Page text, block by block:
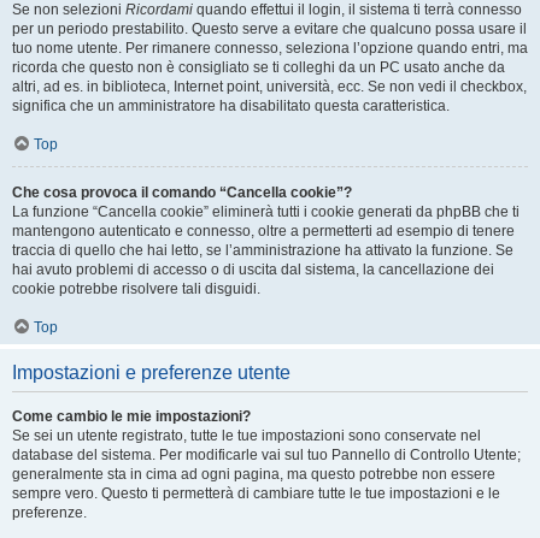
Se non selezioni Ricordami quando effettui il login, il sistema ti terrà connesso
per un periodo prestabilito. Questo serve a evitare che qualcuno possa usare il
tuo nome utente. Per rimanere connesso, seleziona l’opzione quando entri, ma
ricorda che questo non è consigliato se ti colleghi da un PC usato anche da
altri, ad es. in biblioteca, Internet point, università, ecc. Se non vedi il checkbox,
significa che un amministratore ha disabilitato questa caratteristica.
Top
Che cosa provoca il comando “Cancella cookie”?
La funzione “Cancella cookie” eliminerà tutti i cookie generati da phpBB che ti
mantengono autenticato e connesso, oltre a permetterti ad esempio di tenere
traccia di quello che hai letto, se l’amministrazione ha attivato la funzione. Se
hai avuto problemi di accesso o di uscita dal sistema, la cancellazione dei
cookie potrebbe risolvere tali disguidi.
Top
Impostazioni e preferenze utente
Come cambio le mie impostazioni?
Se sei un utente registrato, tutte le tue impostazioni sono conservate nel
database del sistema. Per modificarle vai sul tuo Pannello di Controllo Utente;
generalmente sta in cima ad ogni pagina, ma questo potrebbe non essere
sempre vero. Questo ti permetterà di cambiare tutte le tue impostazioni e le
preferenze.